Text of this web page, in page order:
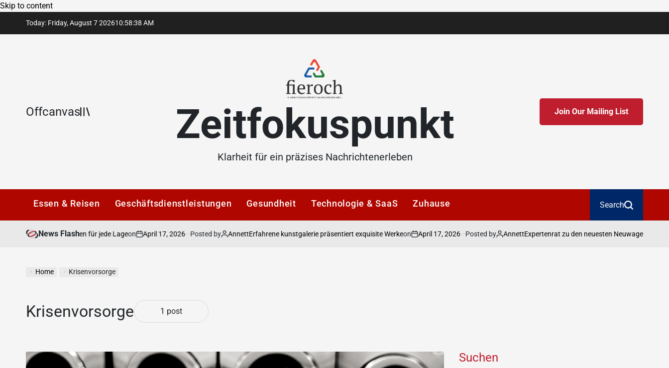
Skip to content
Today: Friday, August 7 202610:58:39 AM
Offcanvas Zeitfokuspunkt
Klarheit für ein präzises Nachrichtenerleben
Join Our Mailing List
Essen & Reisen Geschäftsdienstleistungen Gesundheit Technologie & SaaS Zuhause Search
News Flash
Rechtsinformationen für jede Lageon April 17, 2026 Posted by AnnettErfahrene kunstgalerie präsentiert exquisite Werkeon April 17, 2026 Posted by AnnettExpertenrat zu den neuesten Neuwagenmodelle im
Home Krisenvorsorge
Krisenvorsorge 1 post
Suchen